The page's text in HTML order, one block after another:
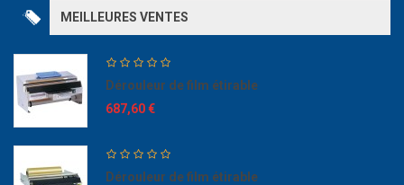
MEILLEURES VENTES
Dérouleur de film étirable
687,60 €
Dérouleur de film étirable